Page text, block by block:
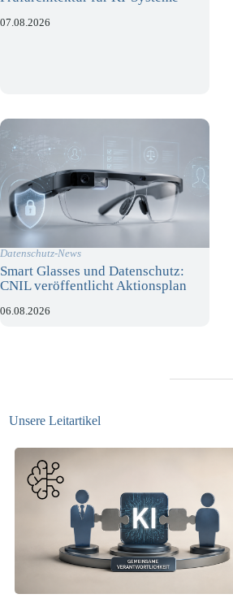
07.08.2026
Datenschutz-News
Smart Glasses und Datenschutz:
CNIL veröffentlicht Aktionsplan
06.08.2026
Unsere Leitartikel